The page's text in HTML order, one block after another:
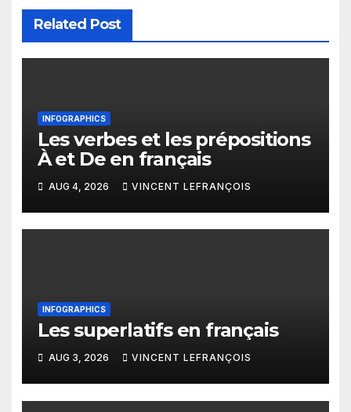
Related Post
INFOGRAPHICS
Les verbes et les prépositions
À et De en français
AUG 4, 2026 VINCENT LEFRANÇOIS
INFOGRAPHICS
Les superlatifs en français
AUG 3, 2026 VINCENT LEFRANÇOIS